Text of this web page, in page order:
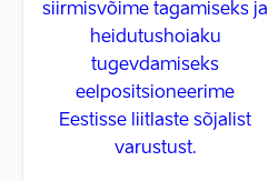
siirmisvõime tagamiseks ja
heidutushoiaku
tugevdamiseks
eelpositsioneerime
Eestisse liitlaste sõjalist
varustust.